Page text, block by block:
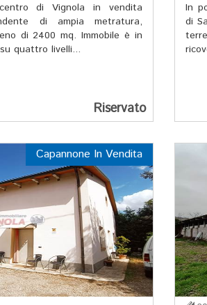
di Vignola in vendita
di ampia metratura,
di 2400 mq. Immobile è in
quattro livelli...
Riservato
In
di
Capannone In Vendita